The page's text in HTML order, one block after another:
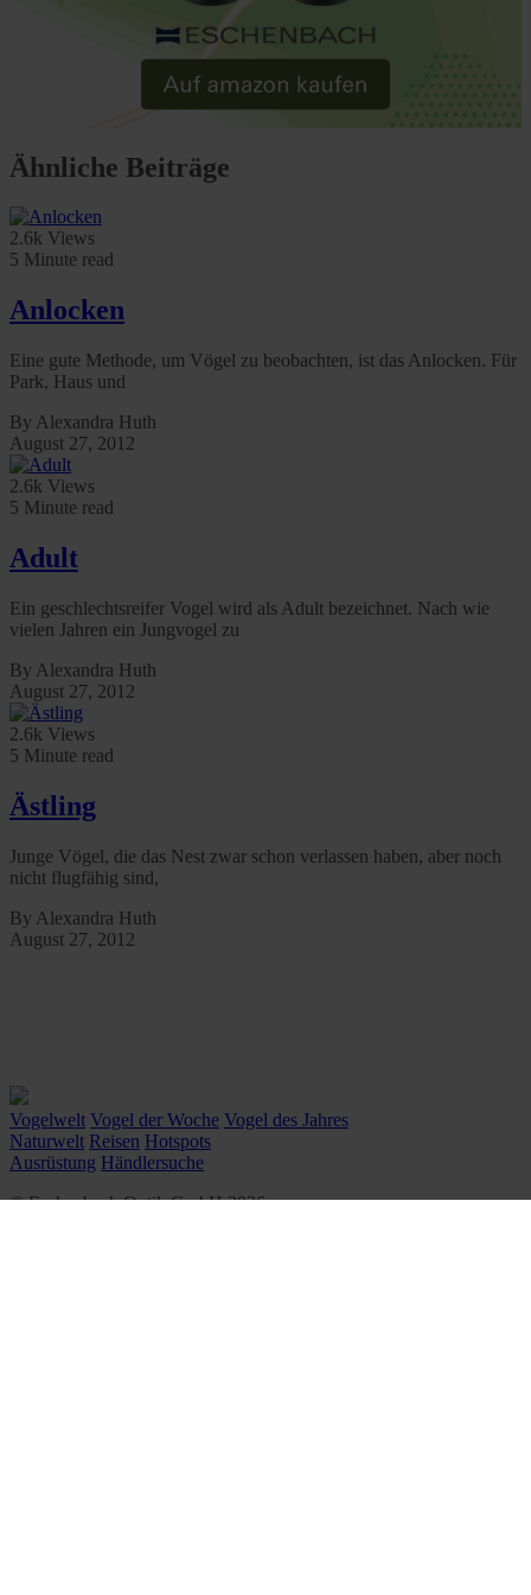
Ähnliche Beiträge
2.6k Views
5 Minute read
Anlocken
Eine gute Methode, um Vögel zu beobachten, ist das Anlocken. Für
Park, Haus und
By Alexandra Huth
August 27, 2012
2.6k Views
5 Minute read
Adult
Ein geschlechtsreifer Vogel wird als Adult bezeichnet. Nach wie
vielen Jahren ein Jungvogel zu
By Alexandra Huth
August 27, 2012
2.6k Views
5 Minute read
Ästling
Junge Vögel, die das Nest zwar schon verlassen haben, aber noch
nicht flugfähig sind,
By Alexandra Huth
August 27, 2012
Vogelwelt Vogel der Woche Vogel des Jahres
Naturwelt Reisen Hotspots
Ausrüstung Händlersuche
© Eschenbach Optik GmbH 2026